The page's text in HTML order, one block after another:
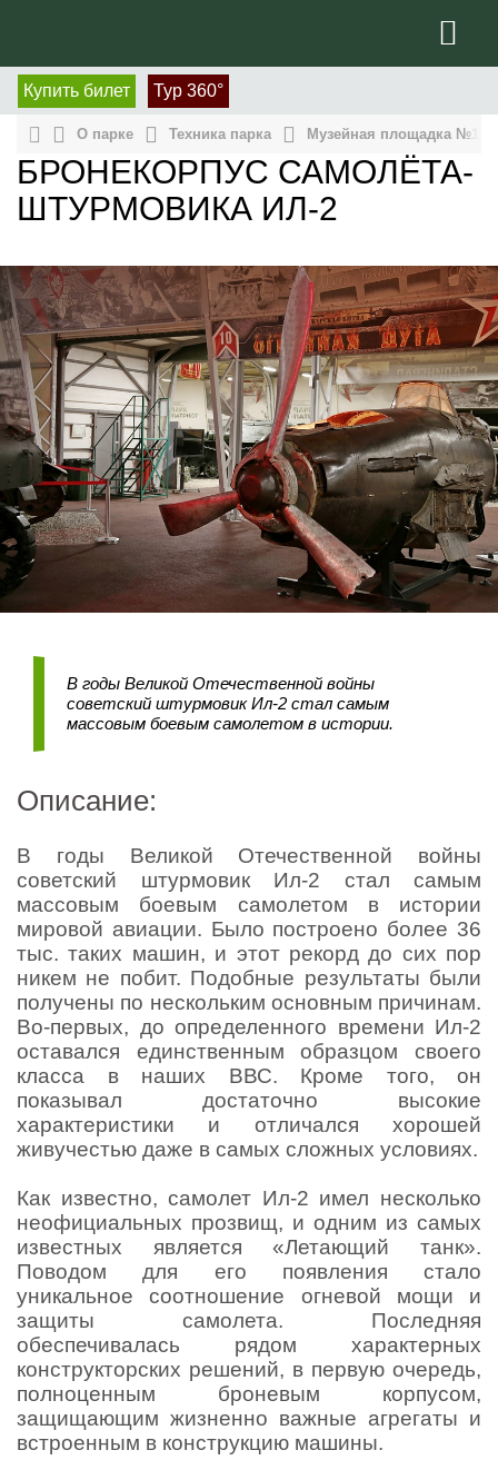
Купить билет Тур 360°
О парке Техника парка Музейная площадка №1,
БРОНЕКОРПУС САМОЛЁТА-
ШТУРМОВИКА ИЛ-2
В годы Великой Отечественной войны
советский штурмовик Ил-2 стал самым
массовым боевым самолетом в истории.
Описание:
В годы Великой Отечественной войны
советский штурмовик Ил-2 стал самым
массовым боевым самолетом в истории
мировой авиации. Было построено более 36
тыс. таких машин, и этот рекорд до сих пор
никем не побит. Подобные результаты были
получены по нескольким основным причинам.
Во-первых, до определенного времени Ил-2
оставался единственным образцом своего
класса в наших ВВС. Кроме того, он
показывал достаточно высокие
характеристики и отличался хорошей
живучестью даже в самых сложных условиях.
Как известно, самолет Ил-2 имел несколько
неофициальных прозвищ, и одним из самых
известных является «Летающий танк».
Поводом для его появления стало
уникальное соотношение огневой мощи и
защиты самолета. Последняя
обеспечивалась рядом характерных
конструкторских решений, в первую очередь,
полноценным броневым корпусом,
защищающим жизненно важные агрегаты и
встроенным в конструкцию машины.